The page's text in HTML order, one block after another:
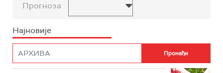
Прогноза
Најновије